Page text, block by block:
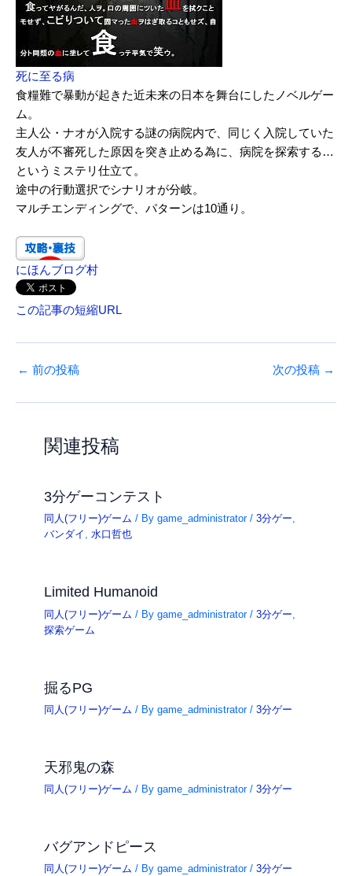
死に至る病
食糧難で暴動が起きた近未来の日本を舞台にしたノベルゲー
ム。
主人公・ナオが入院する謎の病院内で、同じく入院していた
友人が不審死した原因を突き止める為に、病院を探索する…
というミステリ仕立て。
途中の行動選択でシナリオが分岐。
マルチエンディングで、パターンは10通り。
にほんブログ村
この記事の短縮URL
← 前の投稿 次の投稿 →
関連投稿
3分ゲーコンテスト
同人(フリー)ゲーム / Bygame_administrator/3分ゲー,
バンダイ ,水口哲也
Limited Humanoid
同人(フリー)ゲーム / Bygame_administrator/3分ゲー
探索ゲーム
掘るPG
同人(フリー)ゲーム / Bygame_administrator/3分ゲー
天邪鬼の森
同人(フリー)ゲーム / Bygame_administrator/3分ゲー
バグアンドピース
同人(フリー)ゲーム / Bygame_administrator/3分ゲー